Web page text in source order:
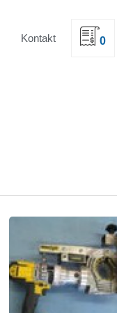
Kontakt 0